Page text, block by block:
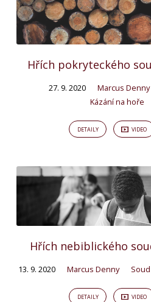
on
Soud
Hřích pokryteckého
27. 9. 2020 Marcus Denny
Kázání na hoře
DETAILY VIDEO
Hřích nebiblického
13. 9. 2020 Marcus Denny Soud
DETAILY VIDEO